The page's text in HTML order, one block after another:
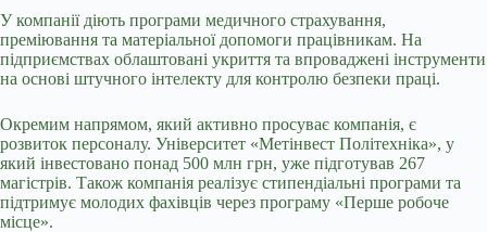
У компанії діють програми медичного страхування,
преміювання та матеріальної допомоги працівникам. На
підприємствах облаштовані укриття та впроваджені інструменти
на основі штучного інтелекту для контролю безпеки праці.
Окремим напрямом, який активно просуває компанія, є
розвиток персоналу. Університет «Метінвест Політехніка», у
який інвестовано понад 500 млн грн, уже підготував 267
магістрів. Також компанія реалізує стипендіальні програми та
підтримує молодих фахівців через програму «Перше робоче
місце».